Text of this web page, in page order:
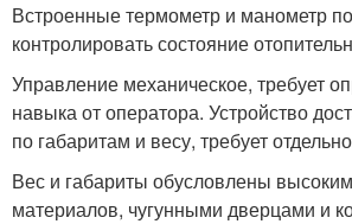
Встроенные термометр и манометр
контролировать состояние
Управление механическое, требует
навыка от оператора. Устройство
по габаритам и весу, требует
Вес и габариты обусловлены
материалов, чугунными дверцами и